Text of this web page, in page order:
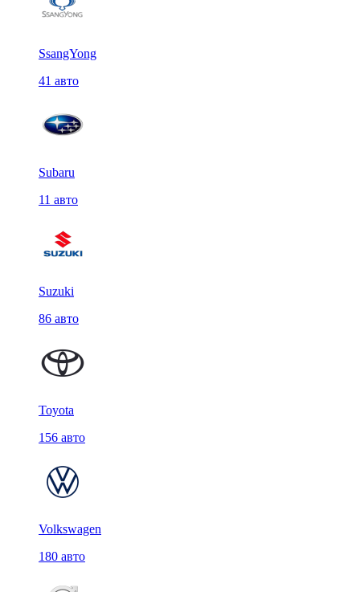
SsangYong
41 авто
Subaru
11 авто
Suzuki
86 авто
Toyota
156 авто
Volkswagen
180 авто